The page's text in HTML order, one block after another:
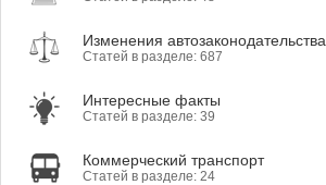
Изменения автозаконодательства
Статей в разделе: 687
Интересные факты
Статей в разделе: 39
Коммерческий транспорт
Статей в разделе: 24